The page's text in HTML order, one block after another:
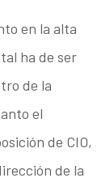
en la alta
ha de ser
de la
el
de CIO,
de la